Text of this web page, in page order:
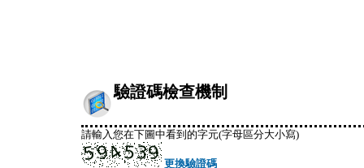
驗證碼檢查機制
請輸入您在下圖中看到的字元(字母區分大小寫)
更換驗證碼